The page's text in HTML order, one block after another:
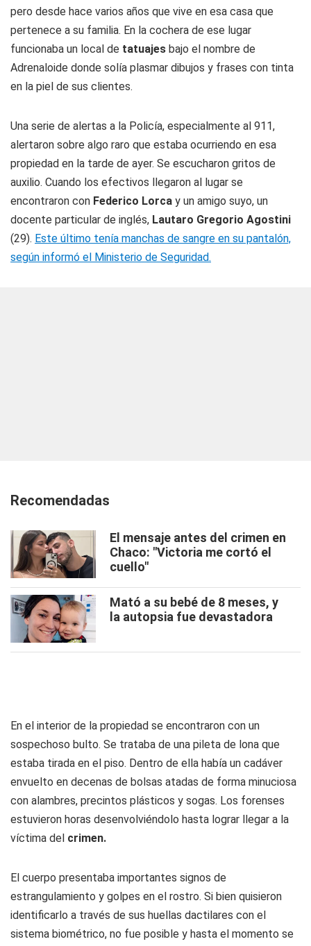
pero desde hace varios años que vive en esa casa que
pertenece a su familia. En la cochera de ese lugar
funcionaba un local de tatuajes bajo el nombre de
Adrenaloide donde solía plasmar dibujos y frases con tinta
en la piel de sus clientes.
Una serie de alertas a la Policía, especialmente al 911,
alertaron sobre algo raro que estaba ocurriendo en esa
propiedad en la tarde de ayer. Se escucharon gritos de
auxilio. Cuando los efectivos llegaron al lugar se
encontraron con Federico Lorca y un amigo suyo, un
docente particular de inglés, Lautaro Gregorio Agostini
(29). Este último tenía manchas de sangre en su pantalón,
según informó el Ministerio de Seguridad.
Recomendadas
El mensaje antes del crimen en
Chaco: "Victoria me cortó el
cuello"
Mató a su bebé de 8 meses, y
la autopsia fue devastadora
En el interior de la propiedad se encontraron con un
sospechoso bulto. Se trataba de una pileta de lona que
estaba tirada en el piso. Dentro de ella había un cadáver
envuelto en decenas de bolsas atadas de forma minuciosa
con alambres, precintos plásticos y sogas. Los forenses
estuvieron horas desenvolviéndolo hasta lograr llegar a la
víctima del crimen.
El cuerpo presentaba importantes signos de
estrangulamiento y golpes en el rostro. Si bien quisieron
identificarlo a través de sus huellas dactilares con el
sistema biométrico, no fue posible y hasta el momento se